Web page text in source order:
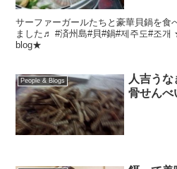
サーファーガールたちと豪華貝鍋を食
ました♬ #済州島#貝#鍋#제주도#조
blog★
People & Blogs
人吉う
骨せんべ